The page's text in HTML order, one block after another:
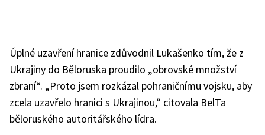
Úplné uzavření hranice zdůvodnil Lukašenko tím, že z
Ukrajiny do Běloruska proudilo „obrovské množství
zbraní“. „Proto jsem rozkázal pohraničnímu vojsku, aby
zcela uzavřelo hranici s Ukrajinou,“ citovala BelTa
běloruského autoritářského lídra.